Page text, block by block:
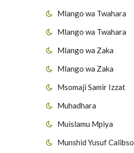
Mlango wa Twahara
Mlango wa Twahara
Mlango wa Zaka
Mlango wa Zaka
Msomaji Samir Izzat
Muhadhara
Muislamu Mpiya
Munshid Yusuf Calibso